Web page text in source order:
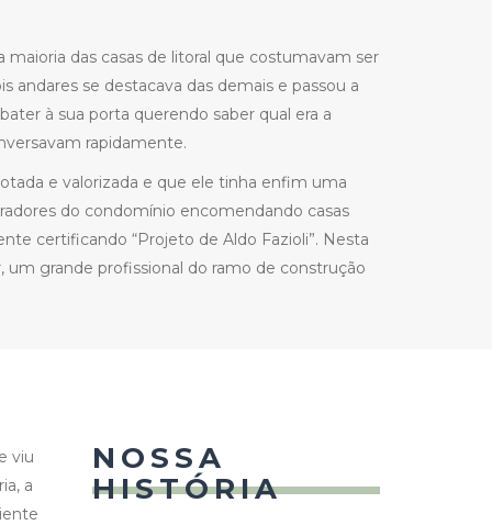
das casas de litoral que costumavam ser
andares se destacava das demais e passou a
à sua porta querendo saber qual era a
rapidamente.
e valorizada e que ele tinha enfim uma
do condomínio encomendando casas
certificando “Projeto de Aldo Fazioli”. Nesta
um grande profissional do ramo de construção
viu
a
NOSSA
HISTÓRIA